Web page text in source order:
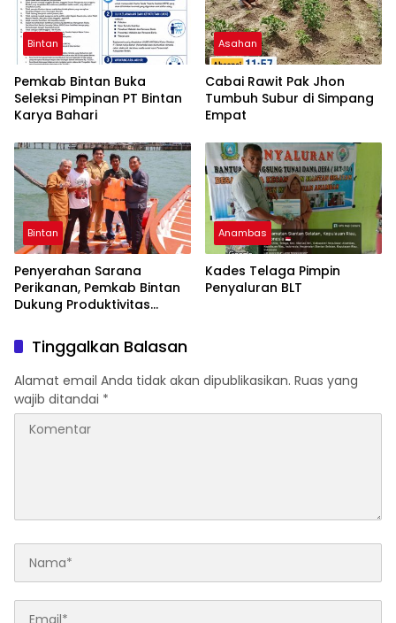
Bintan
Pemkab Bintan Buka
Seleksi Pimpinan PT Bintan
Karya Bahari
Asahan
Cabai Rawit Pak Jhon
Tumbuh Subur di Simpang
Empat
Bintan
Penyerahan Sarana
Perikanan, Pemkab Bintan
Dukung Produktivitas
Anambas
Kades Telaga Pimpin
Penyaluran BLT
Tinggalkan Balasan
Alamat email Anda tidak akan dipublikasikan. Ruas yang
wajib ditandai *